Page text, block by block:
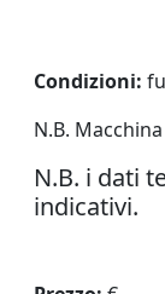
Condizioni:
N.B.
N.B. i dati
indicativi.